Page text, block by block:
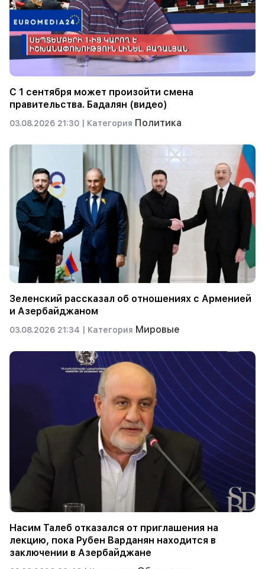
С 1 сентября может произойти смена
правительства. Бадалян (видео)
03.08.2026 21:30 | Категория Политика
Зеленский рассказал об отношениях с Арменией
и Азербайджаном
03.08.2026 21:34 | Категория Мировые
Насим Талеб отказался от приглашения на
лекцию, пока Рубен Варданян находится в
заключении в Азербайджане